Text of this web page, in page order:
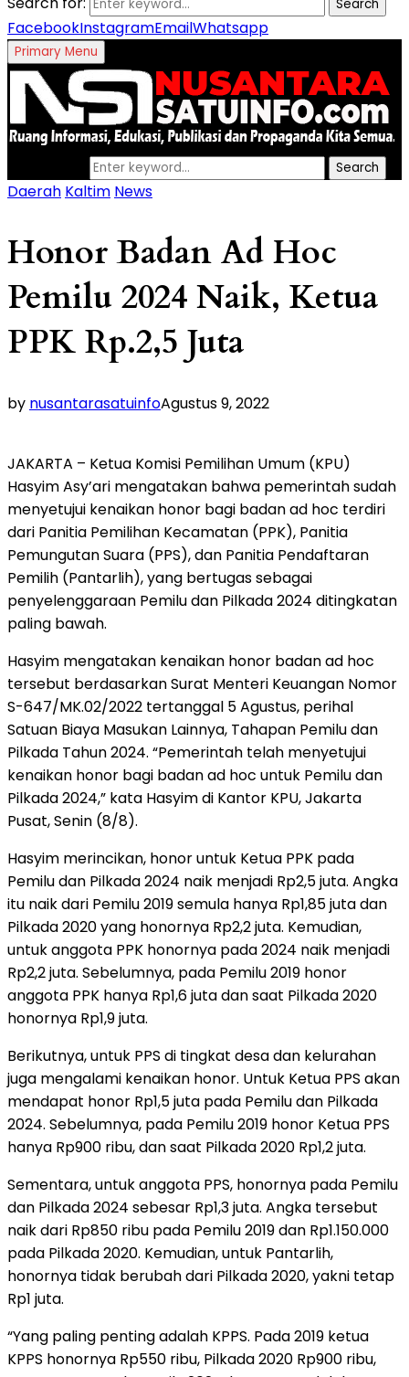
Search
FacebookInstagramEmailWhatsapp
Primary Menu
Search
Daerah Kaltim News
Honor Badan Ad Hoc
Pemilu 2024 Naik, Ketua
PPK Rp.2,5 Juta
by nusantarasatuinfoAgustus 9, 2022
JAKARTA – Ketua Komisi Pemilihan Umum (KPU)
Hasyim Asy’ari mengatakan bahwa pemerintah sudah
menyetujui kenaikan honor bagi badan ad hoc terdiri
dari Panitia Pemilihan Kecamatan (PPK), Panitia
Pemungutan Suara (PPS), dan Panitia Pendaftaran
Pemilih (Pantarlih), yang bertugas sebagai
penyelenggaraan Pemilu dan Pilkada 2024 ditingkatan
paling bawah.
Hasyim mengatakan kenaikan honor badan ad hoc
tersebut berdasarkan Surat Menteri Keuangan Nomor
S-647/MK.02/2022 tertanggal 5 Agustus, perihal
Satuan Biaya Masukan Lainnya, Tahapan Pemilu dan
Pilkada Tahun 2024. “Pemerintah telah menyetujui
kenaikan honor bagi badan ad hoc untuk Pemilu dan
Pilkada 2024,” kata Hasyim di Kantor KPU, Jakarta
Pusat, Senin (8/8).
Hasyim merincikan, honor untuk Ketua PPK pada
Pemilu dan Pilkada 2024 naik menjadi Rp2,5 juta. Angka
itu naik dari Pemilu 2019 semula hanya Rp1,85 juta dan
Pilkada 2020 yang honornya Rp2,2 juta. Kemudian,
untuk anggota PPK honornya pada 2024 naik menjadi
Rp2,2 juta. Sebelumnya, pada Pemilu 2019 honor
anggota PPK hanya Rp1,6 juta dan saat Pilkada 2020
honornya Rp1,9 juta.
Berikutnya, untuk PPS di tingkat desa dan kelurahan
juga mengalami kenaikan honor. Untuk Ketua PPS akan
mendapat honor Rp1,5 juta pada Pemilu dan Pilkada
2024. Sebelumnya, pada Pemilu 2019 honor Ketua PPS
hanya Rp900 ribu, dan saat Pilkada 2020 Rp1,2 juta.
Sementara, untuk anggota PPS, honornya pada Pemilu
dan Pilkada 2024 sebesar Rp1,3 juta. Angka tersebut
naik dari Rp850 ribu pada Pemilu 2019 dan Rp1.150.000
pada Pilkada 2020. Kemudian, untuk Pantarlih,
honornya tidak berubah dari Pilkada 2020, yakni tetap
Rp1 juta.
“Yang paling penting adalah KPPS. Pada 2019 ketua
KPPS honornya Rp550 ribu, Pilkada 2020 Rp900 ribu,